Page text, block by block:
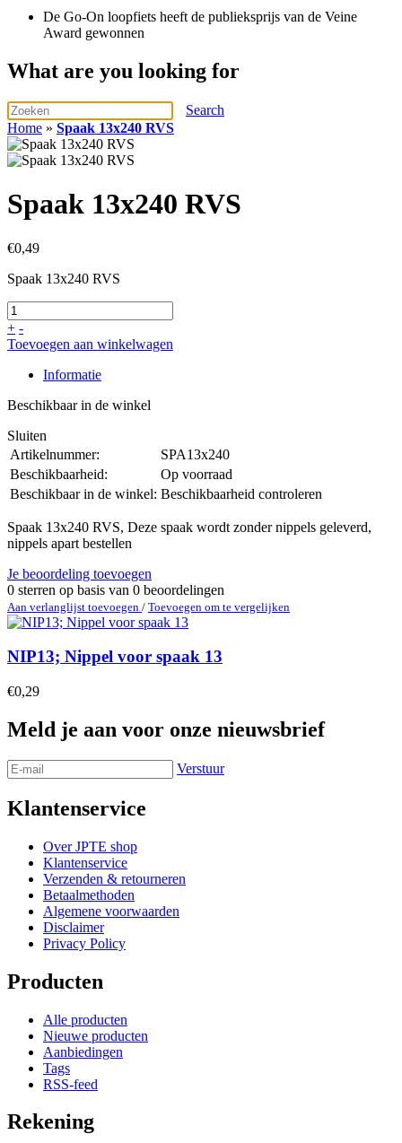
De Go-On loopfiets heeft de publieksprijs van de Veine
Award gewonnen
What are you looking for
Search
Home » Spaak 13x240 RVS
Spaak 13x240 RVS
€0,49
Spaak 13x240 RVS
+ -
Toevoegen aan winkelwagen
Informatie
Beschikbaar in de winkel
Sluiten
Artikelnummer:
SPA13x240
Beschikbaarheid:
Op voorraad
Beschikbaar in de winkel: Beschikbaarheid controleren
Spaak 13x240 RVS, Deze spaak wordt zonder nippels geleverd,
nippels apart bestellen
Je beoordeling toevoegen
0 sterren op basis van 0 beoordelingen
Aan verlanglijst toevoegen / Toevoegen om te vergelijken
NIP13; Nippel voor spaak 13
€0,29
Meld je aan voor onze nieuwsbrief
Verstuur
Klantenservice
Over JPTE shop
Klantenservice
Verzenden & retourneren
Betaalmethoden
Algemene voorwaarden
Disclaimer
Privacy Policy
Producten
Alle producten
Nieuwe producten
Aanbiedingen
Tags
RSS-feed
Rekening